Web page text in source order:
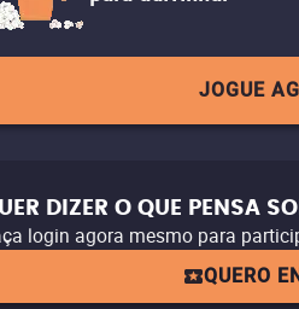
JOGUE
DIZER O QUE PENSA
login agora mesmo para
QUERO